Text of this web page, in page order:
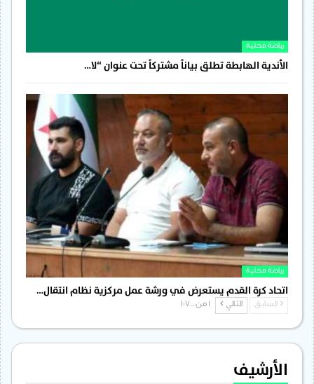
رياضة محلية
الأندية الهابطة تطلق بياناً مشتركاً تحت عنوان “لا…
رياضة محلية
اتحاد كرة القدم يستعرض في ورشة عمل مركزية نظام انتقال…
السابق التالي
الأرشيف